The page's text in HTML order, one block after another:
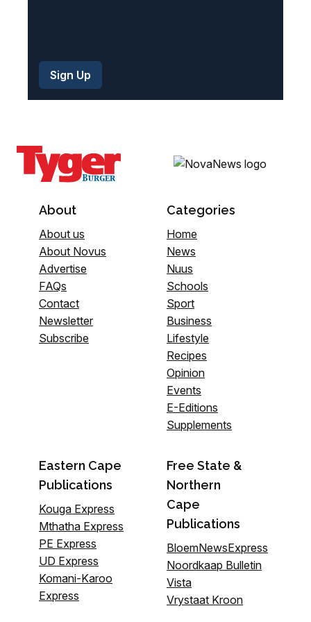
About
About us
About Novus
Advertise
FAQs
Contact
Newsletter
Subscribe
Categories
Home
News
Nuus
Schools
Sport
Business
Lifestyle
Recipes
Opinion
Events
E-Editions
Supplements
Eastern Cape
Publications
Kouga Express
Mthatha Express
PE Express
UD Express
Komani-Karoo
Express
Free State &
Northern
Cape
Publications
BloemNewsExpress
Noordkaap Bulletin
Vista
Vrystaat Kroon